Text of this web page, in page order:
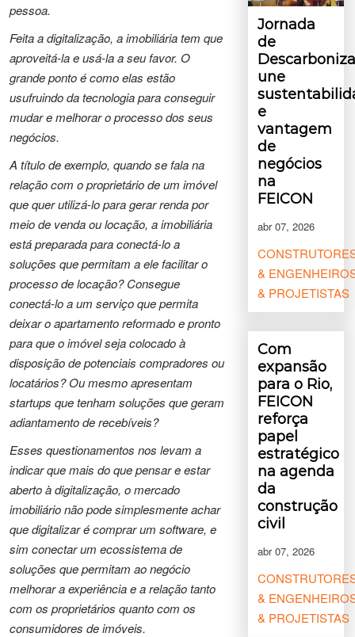
pessoa.
Feita a digitalização, a imobiliária tem que
aproveitá-la e usá-la a seu favor. O
grande ponto é como elas estão
usufruindo da tecnologia para conseguir
mudar e melhorar o processo dos seus
negócios.
A título de exemplo, quando se fala na
relação com o proprietário de um imóvel
que quer utilizá-lo para gerar renda por
meio de venda ou locação, a imobiliária
está preparada para conectá-lo a
soluções que permitam a ele facilitar o
processo de locação? Consegue
conectá-lo a um serviço que permita
deixar o apartamento reformado e pronto
para que o imóvel seja colocado à
disposição de potenciais compradores ou
locatários? Ou mesmo apresentam
startups que tenham soluções que geram
adiantamento de recebíveis?
Esses questionamentos nos levam a
indicar que mais do que pensar e estar
aberto à digitalização, o mercado
imobiliário não pode simplesmente achar
que digitalizar é comprar um software, e
sim conectar um ecossistema de
soluções que permitam ao negócio
melhorar a experiência e a relação tanto
com os proprietários quanto com os
consumidores de imóveis.
Jornada
de
une
e
vantagem
de
negócios
na
FEICON
abr 07, 2026
&
& PROJETISTAS
Com
expansão
para o Rio,
FEICON
reforça
papel
estratégico
na agenda
da
construção
civil
abr 07, 2026
&
& PROJETISTAS